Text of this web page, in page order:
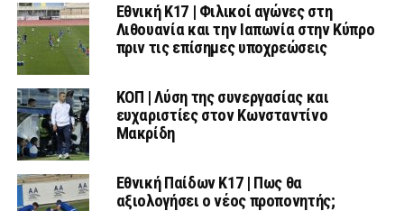
Εθνική K17 | Φιλικοί αγώνες στη
Λιθουανία και την Ιαπωνία στην Κύπρο
πριν τις επίσημες υποχρεώσεις
ΚΟΠ | Λύση της συνεργασίας και
ευχαριστίες στον Κωνσταντίνο
Μακρίδη
Εθνική Παίδων Κ17 | Πως θα
αξιολογήσει ο νέος προπονητής;